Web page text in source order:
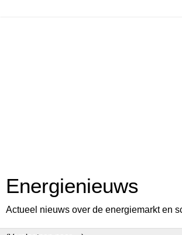
Energienieuws
Actueel nieuws over de energiemarkt en